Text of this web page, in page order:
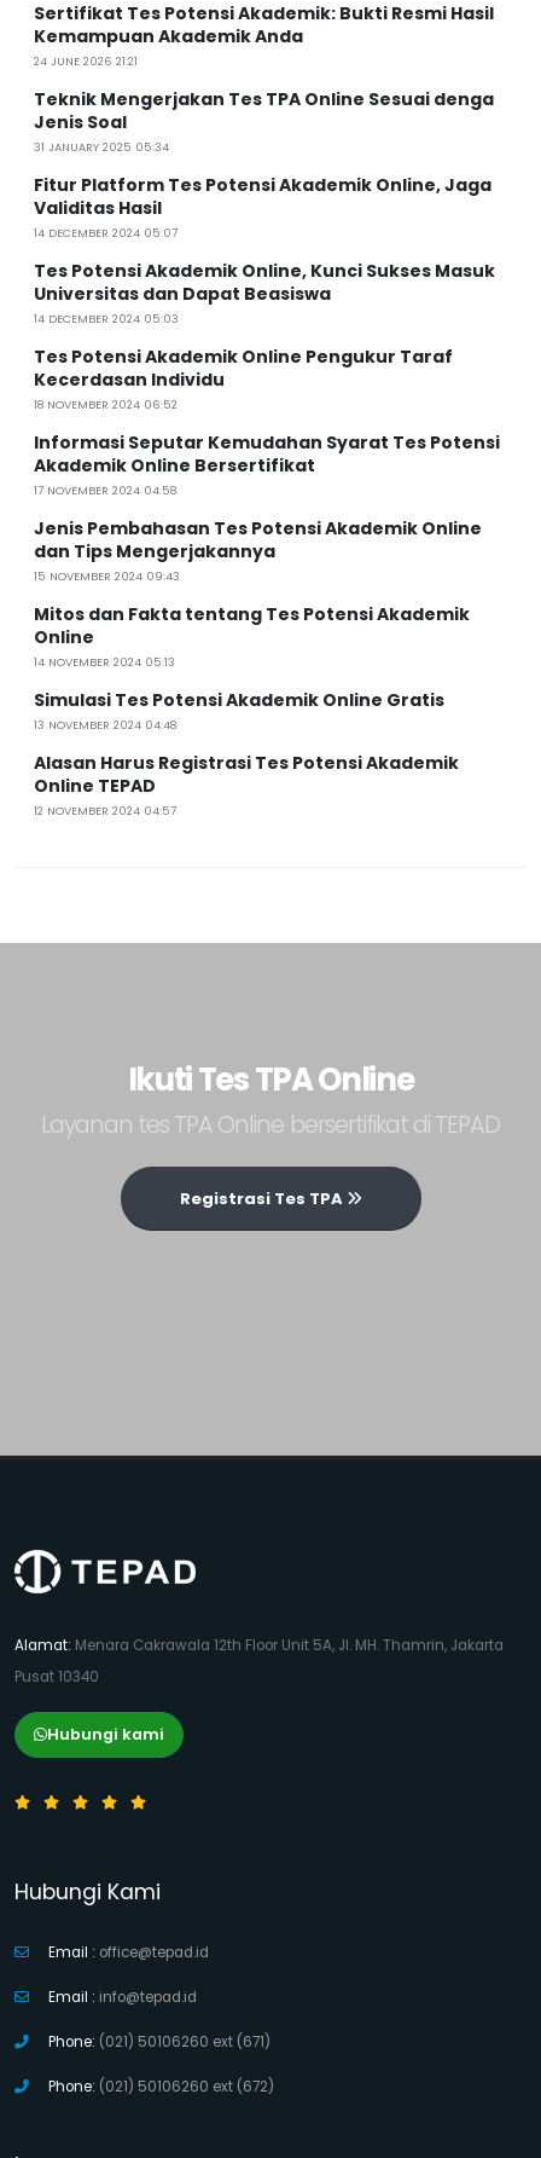
Sertifikat Tes Potensi Akademik: Bukti Resmi Hasil
Kemampuan Akademik Anda
24 JUNE 2026 21:21
Teknik Mengerjakan Tes TPA Online Sesuai denga
Jenis Soal
31 JANUARY 2025 05:34
Fitur Platform Tes Potensi Akademik Online, Jaga
Validitas Hasil
14 DECEMBER 2024 05:07
Tes Potensi Akademik Online, Kunci Sukses Masuk
Universitas dan Dapat Beasiswa
14 DECEMBER 2024 05:03
Tes Potensi Akademik Online Pengukur Taraf
Kecerdasan Individu
18 NOVEMBER 2024 06:52
Informasi Seputar Kemudahan Syarat Tes Potensi
Akademik Online Bersertifikat
17 NOVEMBER 2024 04:58
Jenis Pembahasan Tes Potensi Akademik Online
dan Tips Mengerjakannya
15 NOVEMBER 2024 09:43
Mitos dan Fakta tentang Tes Potensi Akademik
Online
14 NOVEMBER 2024 05:13
Simulasi Tes Potensi Akademik Online Gratis
13 NOVEMBER 2024 04:48
Alasan Harus Registrasi Tes Potensi Akademik
Online TEPAD
12 NOVEMBER 2024 04:57
Ikuti Tes TPA Online
Layanan tes TPA Online bersertifikat di TEPAD
Registrasi Tes TPA
Alamat: Menara Cakrawala 12th Floor Unit 5A, Jl. MH. Thamrin, Jakarta
Pusat 10340
Hubungi kami
Hubungi Kami
Email : office@tepad.id
Email : info@tepad.id
Phone: (021) 50106260 ext (671)
Phone: (021) 50106260 ext (672)